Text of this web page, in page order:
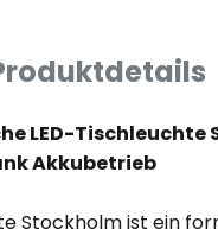
LED-
Akkubetrieb
Stockholm ist ein